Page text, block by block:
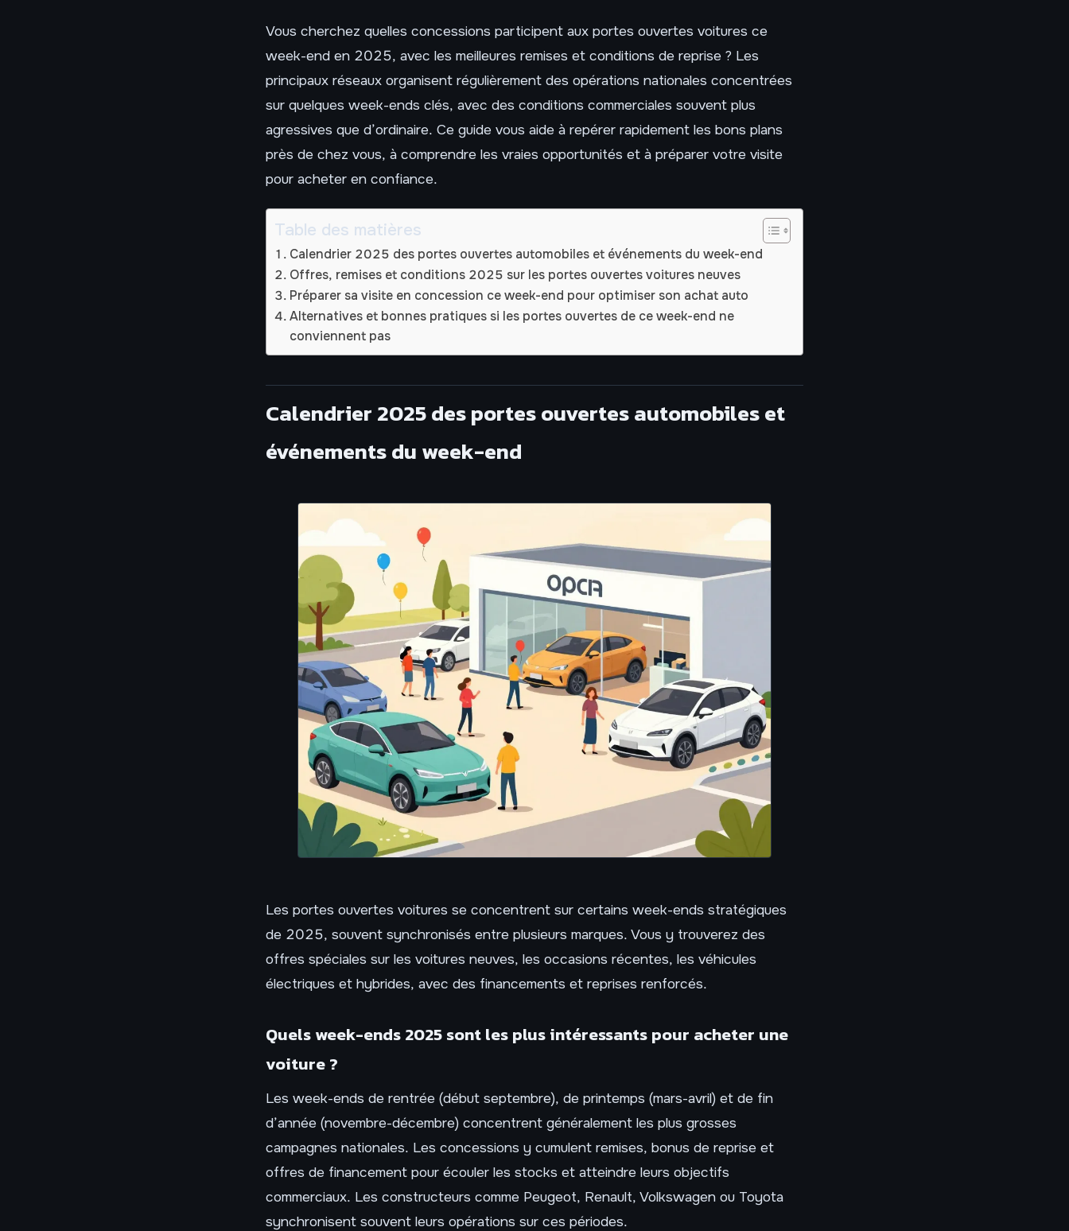
Vous cherchez quelles concessions participent aux portes ouvertes voitures ce
week-end en 2025, avec les meilleures remises et conditions de reprise ? Les
principaux réseaux organisent régulièrement des opérations nationales concentrées
sur quelques week-ends clés, avec des conditions commerciales souvent plus
agressives que d’ordinaire. Ce guide vous aide à repérer rapidement les bons plans
près de chez vous, à comprendre les vraies opportunités et à préparer votre visite
pour acheter en confiance.
Table des matières
Calendrier 2025 des portes ouvertes automobiles et événements du week-end
Offres, remises et conditions 2025 sur les portes ouvertes voitures neuves
Préparer sa visite en concession ce week-end pour optimiser son achat auto
Alternatives et bonnes pratiques si les portes ouvertes de ce week-end ne
conviennent pas
Calendrier 2025 des portes ouvertes automobiles et
événements du week-end
Les portes ouvertes voitures se concentrent sur certains week-ends stratégiques
de 2025, souvent synchronisés entre plusieurs marques. Vous y trouverez des
offres spéciales sur les voitures neuves, les occasions récentes, les véhicules
électriques et hybrides, avec des financements et reprises renforcés.
Quels week-ends 2025 sont les plus intéressants pour acheter une
voiture ?
Les week-ends de rentrée (début septembre), de printemps (mars-avril) et de fin
d’année (novembre-décembre) concentrent généralement les plus grosses
campagnes nationales. Les concessions y cumulent remises, bonus de reprise et
offres de financement pour écouler les stocks et atteindre leurs objectifs
commerciaux. Les constructeurs comme Peugeot, Renault, Volkswagen ou Toyota
synchronisent souvent leurs opérations sur ces périodes.